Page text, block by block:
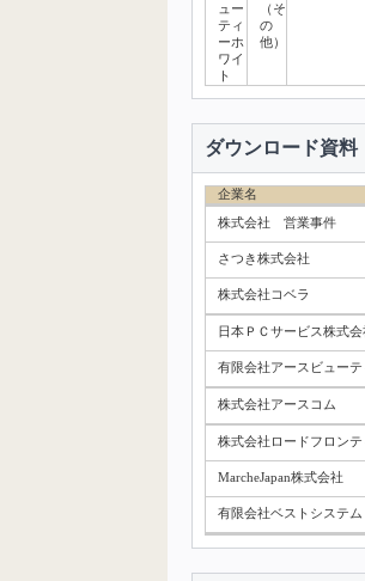
ュー
ティ
ーホ
ワイ
ト
（そ
の
他）
ダウンロード資料
企業名
株式会社 営業事件
さつき株式会社
株式会社コベラ
日本ＰＣサービス株式会
有限会社アースビューテ
株式会社アースコム
株式会社ロードフロンテ
MarcheJapan株式会社
有限会社ベストシステム